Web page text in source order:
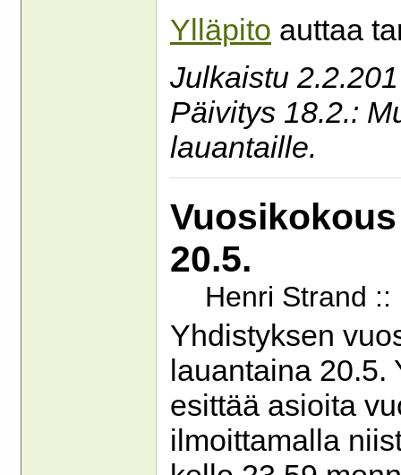
Ylläpito auttaa
Julkaistu
Päivitys 18.2.:
lauantaille.
20.5.
Henri Strand
Yhdistyksen
lauantaina 20.5.
esittää asioita
ilmoittamalla